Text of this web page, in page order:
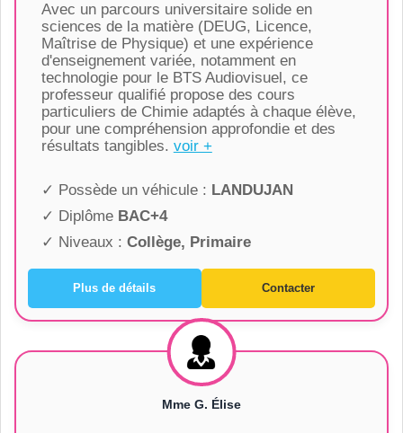
Avec un parcours universitaire solide en
sciences de la matière (DEUG, Licence,
Maîtrise de Physique) et une expérience
d'enseignement variée, notamment en
technologie pour le BTS Audiovisuel, ce
professeur qualifié propose des cours
particuliers de Chimie adaptés à chaque élève,
pour une compréhension approfondie et des
résultats tangibles. voir +
✓ Possède un véhicule : LANDUJAN
✓ Diplôme BAC+4
✓ Niveaux : Collège, Primaire
Plus de détails Contacter
Mme G. Élise